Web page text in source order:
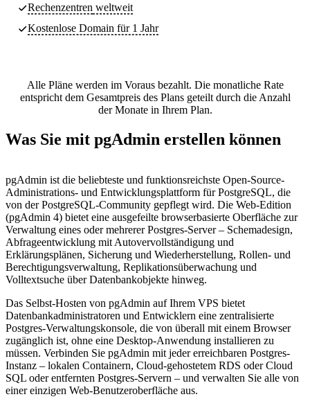
Rechenzentren weltweit
Kostenlose Domain für 1 Jahr
Alle Pläne werden im Voraus bezahlt. Die monatliche Rate
entspricht dem Gesamtpreis des Plans geteilt durch die Anzahl
der Monate in Ihrem Plan.
Was Sie mit pgAdmin erstellen können
pgAdmin ist die beliebteste und funktionsreichste Open-Source-
Administrations- und Entwicklungsplattform für PostgreSQL, die
von der PostgreSQL-Community gepflegt wird. Die Web-Edition
(pgAdmin 4) bietet eine ausgefeilte browserbasierte Oberfläche zur
Verwaltung eines oder mehrerer Postgres-Server – Schemadesign,
Abfrageentwicklung mit Autovervollständigung und
Erklärungsplänen, Sicherung und Wiederherstellung, Rollen- und
Berechtigungsverwaltung, Replikationsüberwachung und
Volltextsuche über Datenbankobjekte hinweg.
Das Selbst-Hosten von pgAdmin auf Ihrem VPS bietet
Datenbankadministratoren und Entwicklern eine zentralisierte
Postgres-Verwaltungskonsole, die von überall mit einem Browser
zugänglich ist, ohne eine Desktop-Anwendung installieren zu
müssen. Verbinden Sie pgAdmin mit jeder erreichbaren Postgres-
Instanz – lokalen Containern, Cloud-gehostetem RDS oder Cloud
SQL oder entfernten Postgres-Servern – und verwalten Sie alle von
einer einzigen Web-Benutzeroberfläche aus.